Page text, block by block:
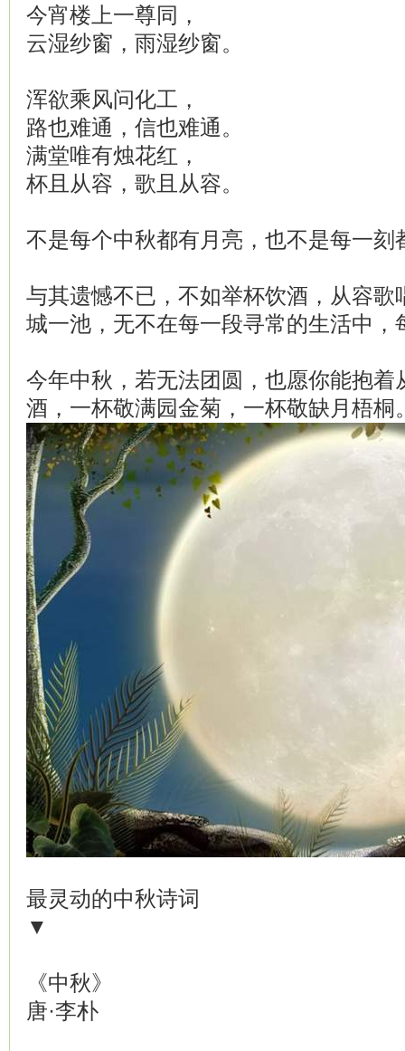
今宵楼上一尊同，
云湿纱窗，雨湿纱窗。
浑欲乘风问化工，
路也难通，信也难通。
满堂唯有烛花红，
杯且从容，歌且从容。
不是每个中秋都有月亮，也不是每一刻
与其遗憾不已，不如举杯饮酒，从容歌
城一池，无不在每一段寻常的生活中，
今年中秋，若无法团圆，也愿你能抱着
酒，一杯敬满园金菊，一杯敬缺月梧桐
最灵动的中秋诗词
▼
《中秋》
唐·李朴